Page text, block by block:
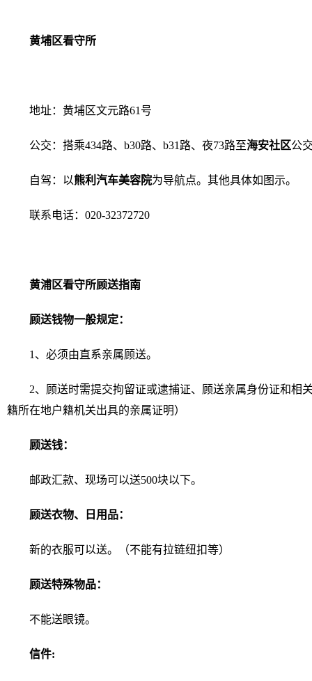
黄埔区看守所
地址：黄埔区文元路61号
公交：搭乘434路、b30路、b31路、夜73路至海安社区公
自驾：以熊利汽车美容院为导航点。其他具体如图示。
联系电话：020-32372720
黄浦区看守所顾送指南
顾送钱物一般规定：
1、必须由直系亲属顾送。
2、顾送时需提交拘留证或逮捕证、顾送亲属身份证和相
籍所在地户籍机关出具的亲属证明）
顾送钱：
邮政汇款、现场可以送500块以下。
顾送衣物、日用品：
新的衣服可以送。（不能有拉链纽扣等）
顾送特殊物品：
不能送眼镜。
信件: